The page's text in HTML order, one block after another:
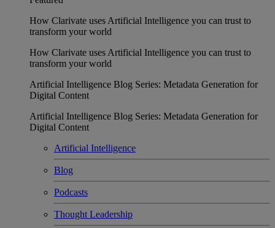
How Clarivate uses Artificial Intelligence you can trust to
transform your world
How Clarivate uses Artificial Intelligence you can trust to
transform your world
Artificial Intelligence Blog Series: Metadata Generation for
Digital Content
Artificial Intelligence Blog Series: Metadata Generation for
Digital Content
Artificial Intelligence
Blog
Podcasts
Thought Leadership